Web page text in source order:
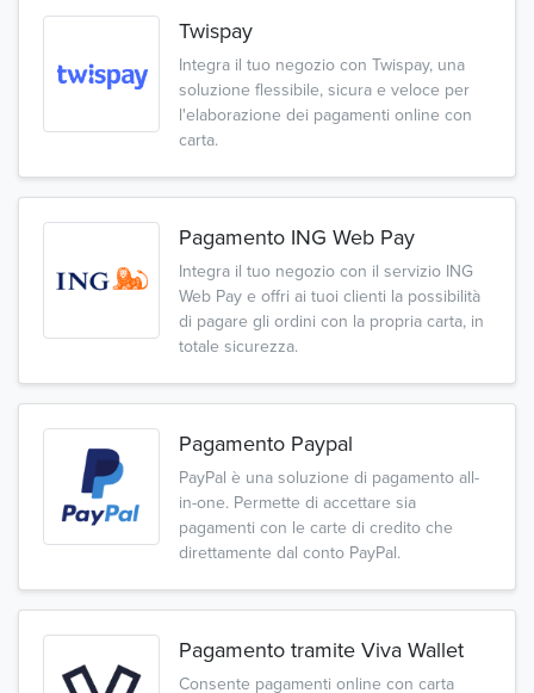
Twispay
Integra il tuo negozio con Twispay, una
soluzione flessibile, sicura e veloce per
l'elaborazione dei pagamenti online con
carta.
Pagamento ING Web Pay
Integra il tuo negozio con il servizio ING
Web Pay e offri ai tuoi clienti la possibilità
di pagare gli ordini con la propria carta, in
totale sicurezza.
Pagamento Paypal
PayPal è una soluzione di pagamento all-
in-one. Permette di accettare sia
pagamenti con le carte di credito che
direttamente dal conto PayPal.
Pagamento tramite Viva Wallet
Consente pagamenti online con carta